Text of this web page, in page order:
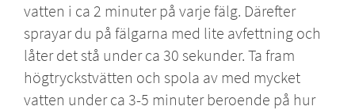
vatten i ca 2 minuter på varje fälg. Därefter
sprayar du på fälgarna med lite avfettning och
låter det stå under ca 30 sekunder. Ta fram
högtryckstvätten och spola av med mycket
vatten under ca 3-5 minuter beroende på hur